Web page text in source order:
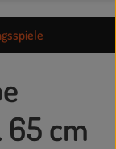
65 cm